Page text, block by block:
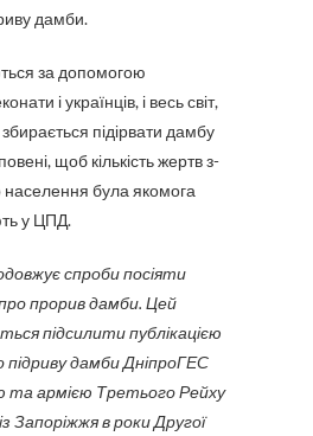
дамби.
за допомогою
і українців, і весь світ,
підірвати дамбу
щоб кількість жертв з-
населення була якомога
у ЦПД.
спроби посіяти
прорив дамби. Цей
підсилити публікацією
підриву дамби ДніпроГЕС
та армією Третього Рейху
Запоріжжя в роки Другої